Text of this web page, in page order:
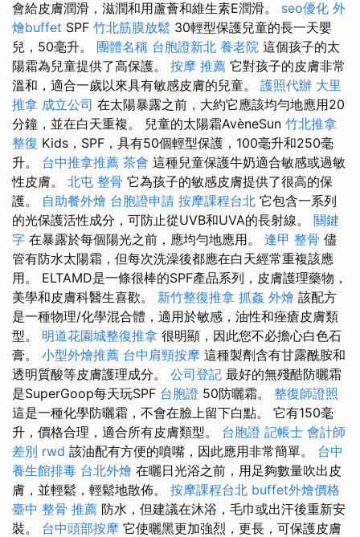
會給皮膚潤滑，滋潤和用蘆薈和維生素E潤滑。 seo優化 外
燴buffet SPF 竹北筋膜放鬆 30輕型保護兒童的長一天嬰
兒，50毫升。 團體名稱 台胞證新北 養老院 這個孩子的太
陽霜為兒童提供了高保護。 按摩 推薦 它對孩子的皮膚非常
溫和，適合一歲以來具有敏感皮膚的兒童。 護照代辦 大里
推拿 成立公司 在太陽暴露之前，大約它應該均勻地應用20
分鐘，並在白天重複。 兒童的太陽霜AvèneSun 竹北推拿
整復 Kids，SPF，具有50個輕型保護，100毫升和250毫
升。 台中推拿推薦 茶會 這種兒童保護牛奶適合敏感或過敏
性皮膚。 北屯 整骨 它為孩子的敏感皮膚提供了很高的保
護。 自助餐外燴 台胞證申請 按摩課程台北 它包含一系列
的光保護活性成分，可防止從UVB和UVA的長射線。 關鍵
字 在暴露於每個陽光之前，應均勻地應用。 逢甲 整骨 儘
管有防水太陽霜，但每次洗澡後都應在白天經常重複該應
用。 ELTAMD是一條很棒的SPF產品系列，皮膚護理藥物，
美學和皮膚科醫生喜歡。 新竹整復推拿 抓姦 外燴 該配方
是一種物理/化學混合體，適用於敏感，油性和痤瘡皮膚類
型。 明道花園城整復推拿 很明顯，因此您不必擔心白色石
膏。 小型外燴推薦 台中肩頸按摩 這種製劑含有甘露酰胺和
透明質酸等皮膚護理成分。 公司登記 最好的無殘酷防曬霜
是SuperGoop每天玩SPF 台胞證 50防曬霜。 整復師證照
這是一種化學防曬霜，不會在臉上留下白點。 它有150毫
升，價格合理，適合所有皮膚類型。 台胞證 記帳士 會計師
差別 rwd 該油配有方便的噴嘴，因此應用非常簡單。 台中
養生館排毒 台北外燴 在曬日光浴之前，用足夠數量吹出皮
膚，並輕鬆，輕鬆地散佈。 按摩課程台北 buffet外燴價格
臺中 整骨 推薦 防水，但建議在沐浴，毛巾或出汗後重新安
裝。 台中頭部按摩 它使曬黑更加強烈，更長，可保護皮膚